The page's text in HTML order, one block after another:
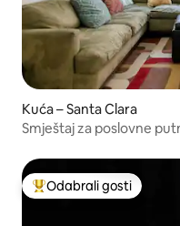
Kuća – Santa Clara
Smještaj za poslovne
Među najviše
Odabrali gosti